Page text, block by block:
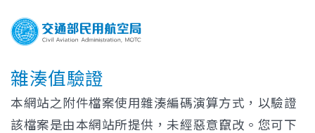
雜湊值驗證
本網站之附件檔案使用雜湊編碼演算方式，以驗證
該檔案是由本網站所提供，未經惡意竄改。您可下